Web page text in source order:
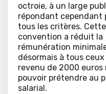
octroie, à un large
répondant cependant
tous les critères.
convention a réduit la
rémunération
désormais à tous
revenu de 2000 euros
pouvoir prétendre au
salarial.